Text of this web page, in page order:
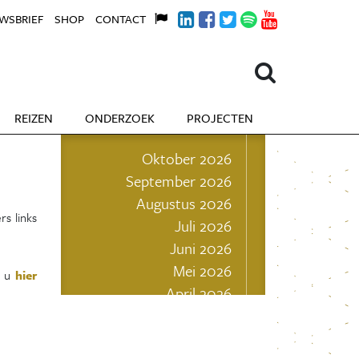
REIZEN ONDERZOEK PROJECTEN
SHOP CONTACT
links
u hier
Oktober 2026
September 2026
Augustus 2026
Juli 2026
Juni 2026
Mei 2026
April 2026